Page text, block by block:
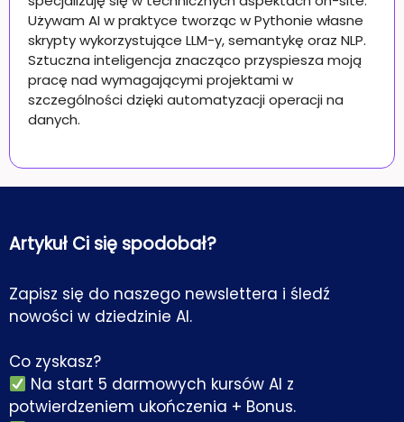
Używam AI w praktyce tworząc w Pythonie własne
skrypty wykorzystujące LLM-y, semantykę oraz NLP.
Sztuczna inteligencja znacząco przyspiesza moją
pracę nad wymagającymi projektami w
szczególności dzięki automatyzacji operacji na
danych.
Artykuł Ci się spodobał?
Zapisz się do naszego newslettera i śledź
nowości w dziedzinie AI.
Co zyskasz?
Na start 5 darmowych kursów AI z
potwierdzeniem ukończenia + Bonus.